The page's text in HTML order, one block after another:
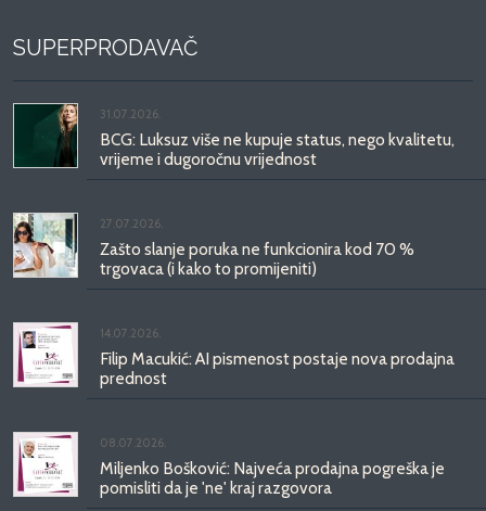
SUPERPRODAVAČ
31.07.2026.
BCG: Luksuz više ne kupuje status, nego kvalitetu,
vrijeme i dugoročnu vrijednost
27.07.2026.
Zašto slanje poruka ne funkcionira kod 70 %
trgovaca (i kako to promijeniti)
14.07.2026.
Filip Macukić: AI pismenost postaje nova prodajna
prednost
08.07.2026.
Miljenko Bošković: Najveća prodajna pogreška je
pomisliti da je 'ne' kraj razgovora